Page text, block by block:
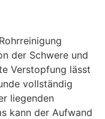
der Schwere und
Verstopfung lässt
vollständig
liegenden
kann der Aufwand